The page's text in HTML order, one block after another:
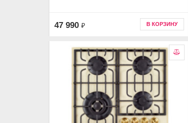
47 990 ₽ В КОРЗИНУ